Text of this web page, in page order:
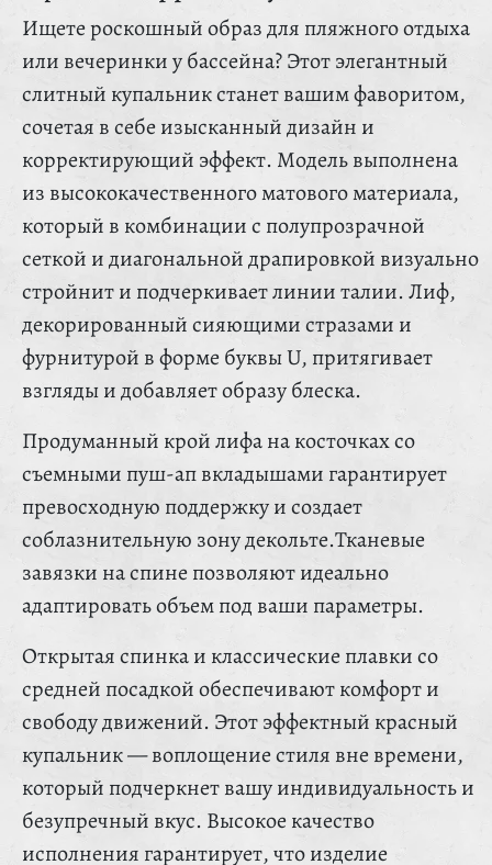
Ищете роскошный образ для пляжного отдыха
или вечеринки у бассейна? Этот элегантный
слитный купальник станет вашим фаворитом,
сочетая в себе изысканный дизайн и
корректирующий эффект. Модель выполнена
из высококачественного матового материала,
который в комбинации с полупрозрачной
сеткой и диагональной драпировкой визуально
стройнит и подчеркивает линии талии. Лиф,
декорированный сияющими стразами и
фурнитурой в форме буквы U, притягивает
взгляды и добавляет образу блеска.
Продуманный крой лифа на косточках со
съемными пуш-ап вкладышами гарантирует
превосходную поддержку и создает
соблазнительную зону декольте.Тканевые
завязки на спине позволяют идеально
адаптировать объем под ваши параметры.
Открытая спинка и классические плавки со
средней посадкой обеспечивают комфорт и
свободу движений. Этот эффектный красный
купальник — воплощение стиля вне времени,
который подчеркнет вашу индивидуальность и
безупречный вкус. Высокое качество
исполнения гарантирует, что изделие